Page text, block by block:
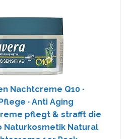
Nachtcreme Q10 ∙
∙ Anti Aging
pflegt & strafft die
Naturkosmetik Natural